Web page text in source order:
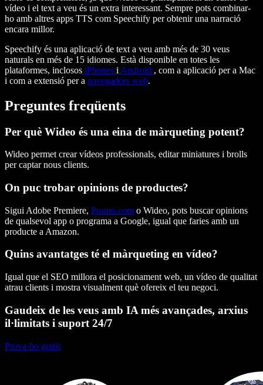
vídeo i el text a veu és un extra interessant. Sempre pots combinar-
ho amb altres apps TTS com Speechify per obtenir una narració
encara millor.
Speechify és una aplicació de text a veu amb més de 30 veus
naturals en més de 15 idiomes. Està disponible en totes les
plataformes, inclosos iPhones i Android , com a aplicació per a Mac
i com a extensió per a navegadors web.
Preguntes freqüents
Per què Wideo és una eina de màrqueting potent?
Wideo permet crear vídeos professionals, editar miniatures i brolls
per captar nous clients.
On puc trobar opinions de productes?
Sigui Adobe Premiere, Promo.com o Wideo, pots buscar opinions
de qualsevol app o programa a Google, igual que faries amb un
producte a Amazon.
Quins avantatges té el màrqueting en vídeo?
Igual que el SEO millora el posicionament web, un vídeo de qualitat
atrau clients i mostra visualment què ofereix el teu negoci.
Gaudeix de les veus amb IA més avançades, arxius
il·limitats i suport 24/7
Prova-ho gratis